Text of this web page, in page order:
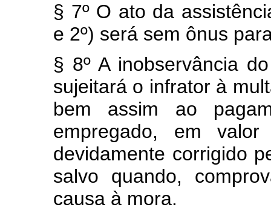
§ 7º O ato da
e 2º) será sem ônus
§ 8º A inobservância
sujeitará o infrator à
bem assim ao
empregado, em
devidamente corrigido
salvo quando,
causa à mora.